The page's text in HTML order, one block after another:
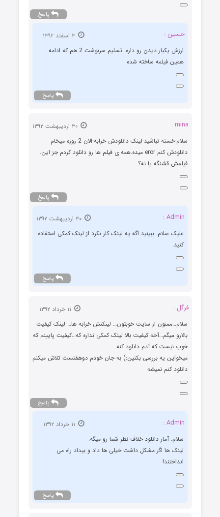
پاسخ
حسین :
ارزش یکبار دیدن رو داره. تسلیم سرنوشت 2 هم که ادامه
همین فیلمه ساخته شده
پاسخ
mina :
سلام-خسته نباشید-لینک دانلودش خرابه-الان 2 روزه میخام
دانلودش کنم eror میده.همه ی فیلم ها رو دانلود کردم جز این.
فیلمش قشنگه یا نه؟
پاسخ
Admin :
علیک سلام. ببینید اگه یه لینک کار نکرد از لینک کمکی استفاده
کنید.
پاسخ
فرگل :
سلام…ممنون از سایت خوبتون… لینکنش خرابه ها… لینک کیفیت
بالارو میگم…آخه کیفیت بالا لینک کمکی نداره که…کیفیت پایینم که
خوب نیست که آدم دانلود کنه.
میخواین یه بررسی بکنین:) به جان خودم دوهفتست تلاش میکنم
دانلود کنم نمیشه
پاسخ
Admin :
سلام. آمار دانلود خلاف نظر شما رو میگه.
لینک ها اگر مشکل داشت خیلی ها داد و بیداد راه می
انداختند!
پاسخ